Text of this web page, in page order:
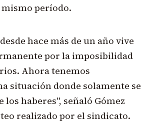
período.
hace más de un año vive
por la imposibilidad
Ahora tenemos
situación donde solamente se
los haberes", señaló Gómez
realizado por el sindicato.